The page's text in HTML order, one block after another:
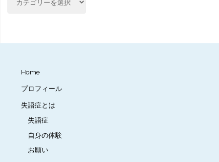
ー
Home
プロフィール
失語症とは
失語症
自身の体験
お願い